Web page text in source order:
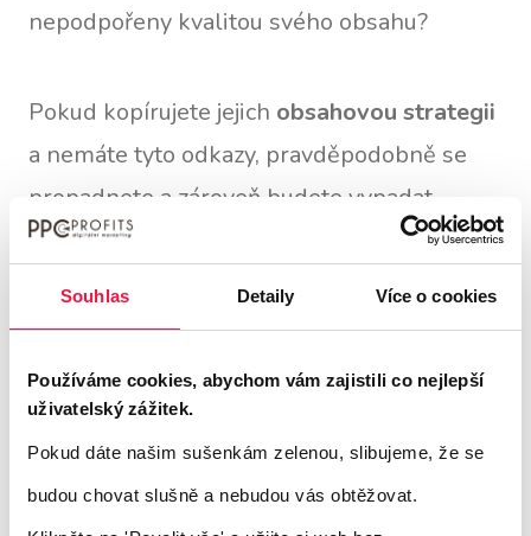
Souhlas Detaily Více o cookies
Používáme cookies, abychom vám zajistili co nejlepší
uživatelský zážitek.
Pokud dáte našim sušenkám zelenou, slibujeme, že se
budou chovat slušně a nebudou vás obtěžovat.
nepodpořeny kvalitou svého obsahu?
Pokud kopírujete jejich obsahovou strategii
a nemáte tyto odkazy, pravděpodobně se
propadnete a zároveň budete vypadat
špatně.
Navíc s příchodem SpamBrainu od Googlu a
tím, jak dále vyhodnocuje kvalitu obsahu,
máte větší motivaci se odlišovat než
následovat, pokud jde o strategii SEO na
stránce a v obsahu.